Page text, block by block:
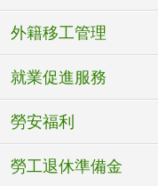
外籍移工管理
就業促進服務
勞安福利
勞工退休準備金